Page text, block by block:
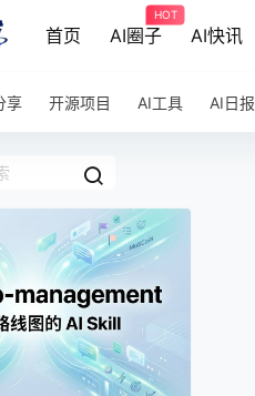
首页 AI圈子
HOT
AI快讯
享 开源项目 AI工具 AI日报